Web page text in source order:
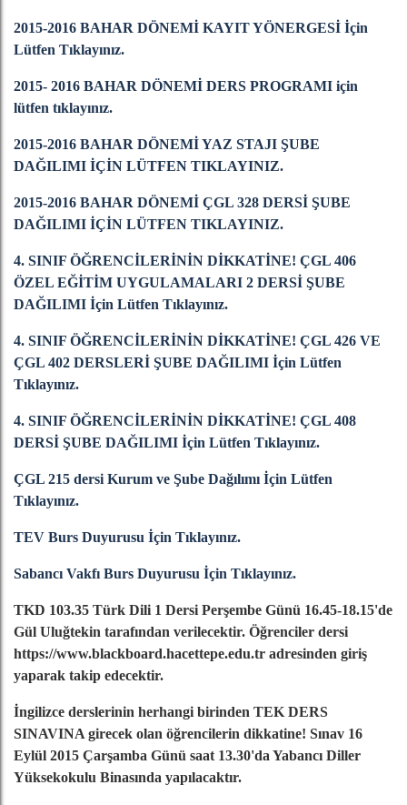
2015-2016 BAHAR DÖNEMİ KAYIT YÖNERGESİ İçin
Lütfen Tıklayınız.
2015- 2016 BAHAR DÖNEMİ DERS PROGRAMI için
lütfen tıklayınız.
2015-2016 BAHAR DÖNEMİ YAZ STAJI ŞUBE
DAĞILIMI İÇİN LÜTFEN TIKLAYINIZ.
2015-2016 BAHAR DÖNEMİ ÇGL 328 DERSİ ŞUBE
DAĞILIMI İÇİN LÜTFEN TIKLAYINIZ.
4. SINIF ÖĞRENCİLERİNİN DİKKATİNE! ÇGL 406
ÖZEL EĞİTİM UYGULAMALARI 2 DERSİ ŞUBE
DAĞILIMI İçin Lütfen Tıklayınız.
4. SINIF ÖĞRENCİLERİNİN DİKKATİNE! ÇGL 426 VE
ÇGL 402 DERSLERİ ŞUBE DAĞILIMI İçin Lütfen
Tıklayınız.
4. SINIF ÖĞRENCİLERİNİN DİKKATİNE! ÇGL 408
DERSİ ŞUBE DAĞILIMI İçin Lütfen Tıklayınız.
ÇGL 215 dersi Kurum ve Şube Dağılımı İçin Lütfen
Tıklayınız.
TEV Burs Duyurusu İçin Tıklayınız.
Sabancı Vakfı Burs Duyurusu İçin Tıklayınız.
TKD 103.35 Türk Dili 1 Dersi Perşembe Günü 16.45-18.15'de
Gül Uluğtekin tarafından verilecektir. Öğrenciler dersi
https://www.blackboard.hacettepe.edu.tr adresinden giriş
yaparak takip edecektir.
İngilizce derslerinin herhangi birinden TEK DERS
SINAVINA girecek olan öğrencilerin dikkatine! Sınav 16
Eylül 2015 Çarşamba Günü saat 13.30'da Yabancı Diller
Yüksekokulu Binasında yapılacaktır.